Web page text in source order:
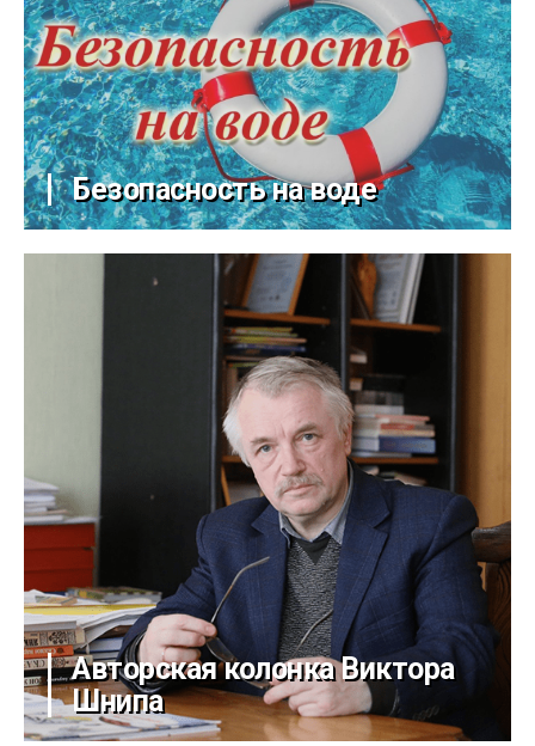
Безопасность на воде
Авторская колонка Виктора
Шнипа